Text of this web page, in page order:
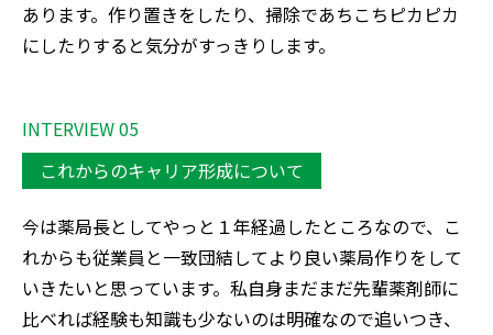
あります。作り置きをしたり、掃除であちこちピカピカ
にしたりすると気分がすっきりします。
INTERVIEW 05
これからのキャリア形成について
今は薬局長としてやっと１年経過したところなので、こ
れからも従業員と一致団結してより良い薬局作りをして
いきたいと思っています。私自身まだまだ先輩薬剤師に
比べれば経験も知識も少ないのは明確なので追いつき、